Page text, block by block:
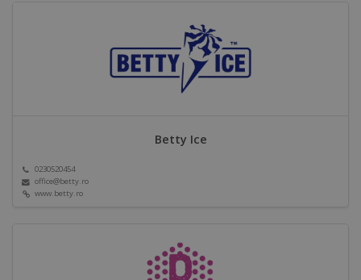
Betty Ice
0230520454
office@betty.ro
www.betty.ro